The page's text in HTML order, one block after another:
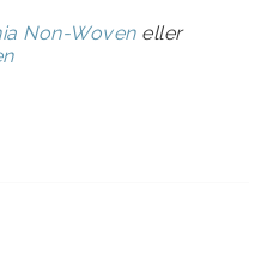
Non-Woveneller